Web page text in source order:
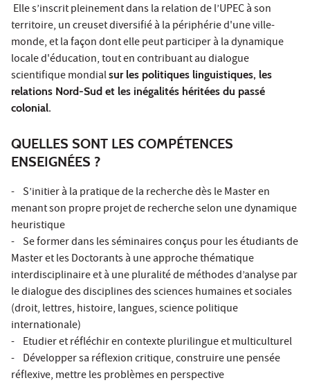
Elle s’inscrit pleinement dans la relation de l’UPEC à son
territoire, un creuset diversifié à la périphérie d'une ville-
monde, et la façon dont elle peut participer à la dynamique
locale d'éducation, tout en contribuant au dialogue
scientifique mondialsur les politiques linguistiques, les
relations Nord-Sud et les inégalités héritées du passé
colonial.
QUELLES SONT LES COMPÉTENCES
ENSEIGNÉES ?
- S’initier à la pratique de la recherche dès le Master en
menant son propre projet de recherche selon une dynamique
heuristique
- Se former dans les séminaires conçus pour les étudiants de
Master et les Doctorants à une approche thématique
interdisciplinaire et à une pluralité de méthodes d’analyse par
le dialogue des disciplines des sciences humaines et sociales
(droit, lettres, histoire, langues, science politique
internationale)
- Etudier et réfléchir en contexte plurilingue et multiculturel
- Développer sa réflexion critique, construire une pensée
réflexive, mettre les problèmes en perspective